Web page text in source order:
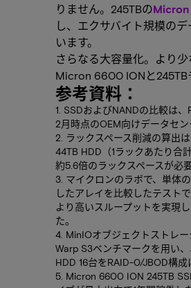
りません。245TBの
し、エクサバイト規模の
います。
さらなる大容量化。より
Micron 6600 IONと245TB
参考資料：
1. SSDおよびNANDの比較は
2月時点のOEM向けデータセ
2. ラックスペース削減の算出
44TB HDD（1ラックあたり合
約5.6倍のラックスペースが必
3. マイクロンのラボで、単体
したアレイを比較したテスト
より高いスループットを実現
た。
4. MinIOオブジェクトストレ
Warp S3ベンチマークを用い
HDD 16台をRAID-0/JBOD構
5. Micron 6600 ION 245TB